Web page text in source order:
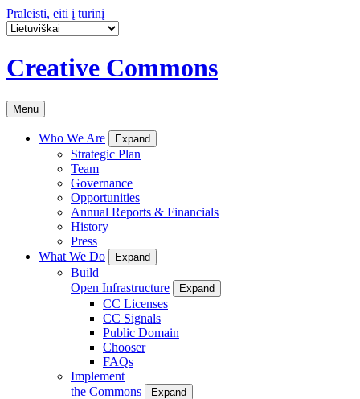
Praleisti, eiti į turinį
Creative Commons
Menu
Who We Are Expand
Strategic Plan
Team
Governance
Opportunities
Annual Reports & Financials
History
Press
What We Do
Expand
Build
Open Infrastructure
Expand
CC Licenses
CC Signals
Public Domain
Chooser
FAQs
Implement
the Commons
Expand